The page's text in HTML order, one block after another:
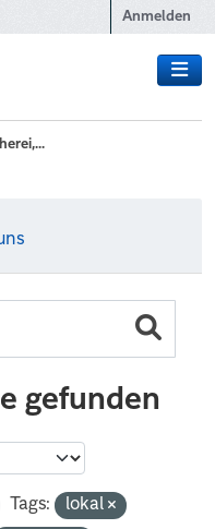
Anmelden
gefunden
Tags:
lokal